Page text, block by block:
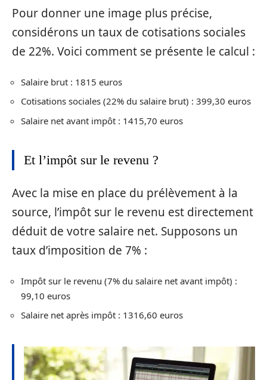
Pour donner une image plus précise,
considérons un taux de cotisations sociales
de 22%. Voici comment se présente le calcul :
Salaire brut : 1815 euros
Cotisations sociales (22% du salaire brut) : 399,30 euros
Salaire net avant impôt : 1415,70 euros
Et l’impôt sur le revenu ?
Avec la mise en place du prélèvement à la
source, l’impôt sur le revenu est directement
déduit de votre salaire net. Supposons un
taux d’imposition de 7% :
Impôt sur le revenu (7% du salaire net avant impôt) :
99,10 euros
Salaire net après impôt : 1316,60 euros